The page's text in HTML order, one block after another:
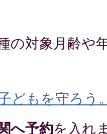
の対象月齢や
どもを守ろう
へ予約を入れ